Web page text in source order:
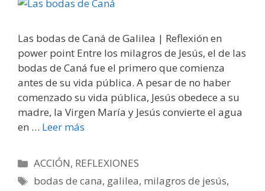
Las bodas de Caná de Galilea | Reflexión en
power point Entre los milagros de Jesús, el de las
bodas de Caná fue el primero que comienza
antes de su vida pública. A pesar de no haber
comenzado su vida pública, Jesús obedece a su
madre, la Virgen María y Jesús convierte el agua
en … Leer más
Categorías
ACCIÓN, REFLEXIONES
Etiquetas
bodas de cana, galilea, milagros de jesús,